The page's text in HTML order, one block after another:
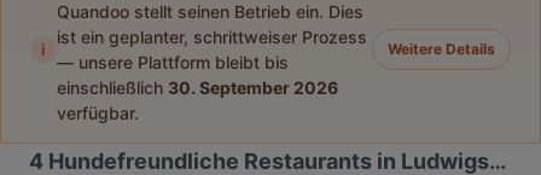
i
Quandoo stellt seinen Betrieb ein. Dies
ist ein geplanter, schrittweiser Prozess
— unsere Plattform bleibt bis
einschließlich 30. September 2026
verfügbar.
Weitere Details
4 Hundefreundliche Restaurants in Ludwigsvorstadt-Isarvorstadt, München